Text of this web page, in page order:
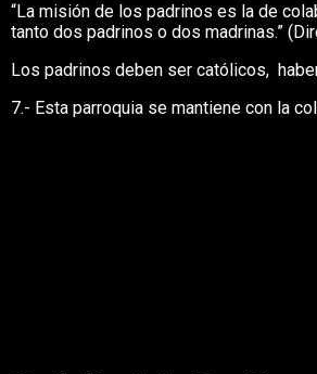
“La misión de los padrinos es la de
tanto dos padrinos o dos madrinas.”
Los padrinos deben ser católicos,
7.- Esta parroquia se mantiene con la